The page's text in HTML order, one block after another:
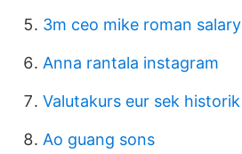
3m ceo mike roman salary
Anna rantala instagram
Valutakurs eur sek historik
Ao guang sons